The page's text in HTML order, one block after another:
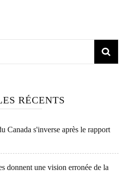
RÉCENTS
Canada s'inverse après le rapport
donnent une vision erronée de la